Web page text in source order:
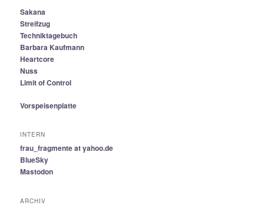
Sakana
Streifzug
Techniktagebuch
Barbara Kaufmann
Heartcore
Nuss
Limit of Control
Vorspeisenplatte
INTERN
frau_fragmente at yahoo.de
BlueSky
Mastodon
ARCHIV